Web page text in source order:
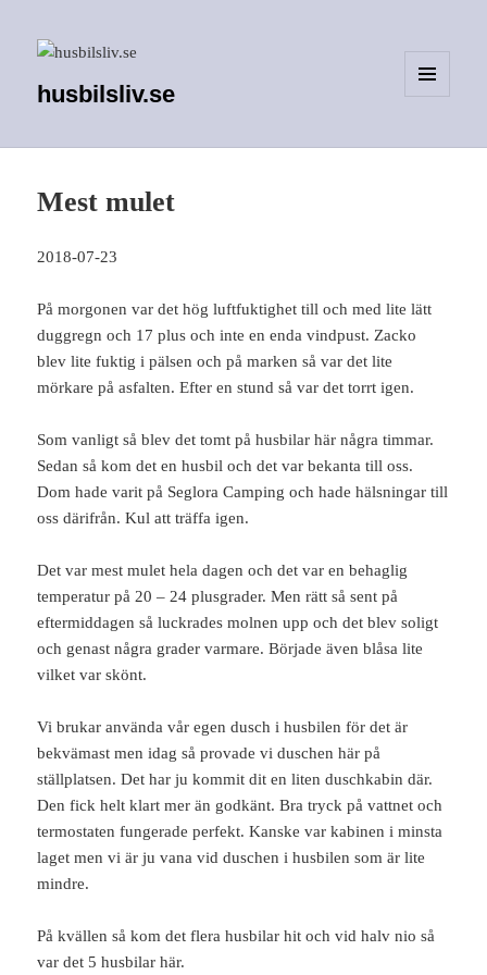
husbilsliv.se
Mest mulet
2018-07-23
På morgonen var det hög luftfuktighet till och med lite lätt
duggregn och 17 plus och inte en enda vindpust. Zacko
blev lite fuktig i pälsen och på marken så var det lite
mörkare på asfalten. Efter en stund så var det torrt igen.
Som vanligt så blev det tomt på husbilar här några timmar.
Sedan så kom det en husbil och det var bekanta till oss.
Dom hade varit på Seglora Camping och hade hälsningar till
oss därifrån. Kul att träffa igen.
Det var mest mulet hela dagen och det var en behaglig
temperatur på 20 – 24 plusgrader. Men rätt så sent på
eftermiddagen så luckrades molnen upp och det blev soligt
och genast några grader varmare. Började även blåsa lite
vilket var skönt.
Vi brukar använda vår egen dusch i husbilen för det är
bekvämast men idag så provade vi duschen här på
ställplatsen. Det har ju kommit dit en liten duschkabin där.
Den fick helt klart mer än godkänt. Bra tryck på vattnet och
termostaten fungerade perfekt. Kanske var kabinen i minsta
laget men vi är ju vana vid duschen i husbilen som är lite
mindre.
På kvällen så kom det flera husbilar hit och vid halv nio så
var det 5 husbilar här.